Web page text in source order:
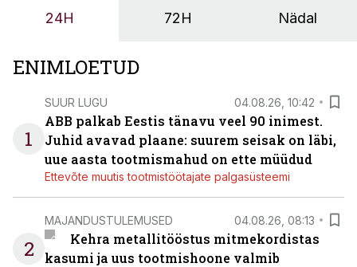
OÜ tegevjuht Sander Mitendorf.
24H 72H Nädal
ENIMLOETUD
1
SUUR LUGU 04.08.26, 10:42
ABB palkab Eestis tänavu veel 90 inimest.
Juhid avavad plaane: suurem seisak on läbi,
uue aasta tootmismahud on ette müüdud
Ettevõte muutis tootmistöötajate palgasüsteemi
2
MAJANDUSTULEMUSED 04.08.26, 08:13
Kehra metallitööstus mitmekordistas
kasumi ja uus tootmishoone valmib